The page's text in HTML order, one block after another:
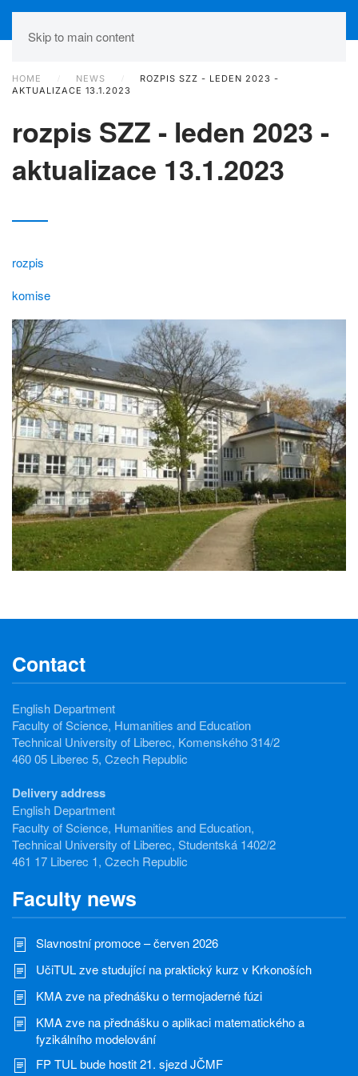
Skip to main content
HOME NEWS
ROZPIS SZZ - LEDEN 2023 -
AKTUALIZACE 13.1.2023
rozpis SZZ - leden 2023 -
aktualizace 13.1.2023
rozpis
komise
Contact
English Department
Faculty of Science, Humanities and Education
Technical University of Liberec, Komenského 314/2
460 05 Liberec 5, Czech Republic
Delivery address
English Department
Faculty of Science, Humanities and Education,
Technical University of Liberec, Studentská 1402/2
461 17 Liberec 1, Czech Republic
Faculty news
Slavnostní promoce – červen 2026
UčiTUL zve studující na praktický kurz v Krkonoších
KMA zve na přednášku o termojaderné fúzi
KMA zve na přednášku o aplikaci matematického a
fyzikálního modelování
FP TUL bude hostit 21. sjezd JČMF